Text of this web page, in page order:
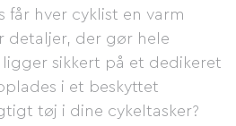
får hver cyklist en varm
detaljer, der gør hele
ligger sikkert på et dedikeret
i et beskyttet
tøj i dine cykeltasker?